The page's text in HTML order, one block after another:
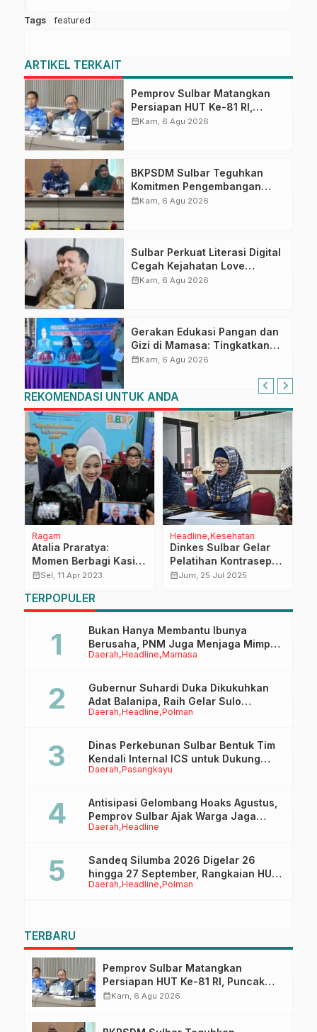
Tags featured
ARTIKEL TERKAIT
Pemprov Sulbar Matangkan
Persiapan HUT Ke-81 RI,
Puncak Upacara di Lapangan
calendar_monthKam, 6 Agu 2026
BKPSDM Sulbar Teguhkan
Komitmen Pengembangan
Kompetensi ASN melalui
calendar_monthKam, 6 Agu 2026
Sulbar Perkuat Literasi Digital
Cegah Kejahatan Love
Scamming
calendar_monthKam, 6 Agu 2026
Gerakan Edukasi Pangan dan
Gizi di Mamasa: Tingkatkan
Pengetahuan dan
calendar_monthKam, 6 Agu 2026
REKOMENDASI UNTUK ANDA
Ragam
Atalia Praratya:
Momen Berbagi Kasih
bagi Sesama
calendar_monthSel, 11 Apr 2023
Headline Kesehatan
Dinkes Sulbar Gelar
Pelatihan Kontrasepsi,
Tingkatkan Kapasitas
calendar_monthJum, 25 Jul 2025
TERPOPULER
Daerah Headline Mamasa
Bukan Hanya Membantu Ibunya
Berusaha, PNM Juga Menjaga Mimpi
Anaknya Untuk Menggapai Cita-Cita
Daerah Headline Polman
Gubernur Suhardi Duka Dikukuhkan
Adat Balanipa, Raih Gelar Sulo
Tappidena
Daerah Pasangkayu
Dinas Perkebunan Sulbar Bentuk Tim
Kendali Internal ICS untuk Dukung
Sertifikasi ISPO Pekebun di
Daerah Headline
Antisipasi Gelombang Hoaks Agustus,
Pemprov Sulbar Ajak Warga Jaga
Ruang Digital
Daerah Headline Polman
Sandeq Silumba 2026 Digelar 26
hingga 27 September, Rangkaian HUT
Sulbar
TERBARU
Pemprov Sulbar Matangkan
Persiapan HUT Ke-81 RI, Puncak
Upacara di Lapangan Ahmad
calendar_monthKam, 6 Agu 2026